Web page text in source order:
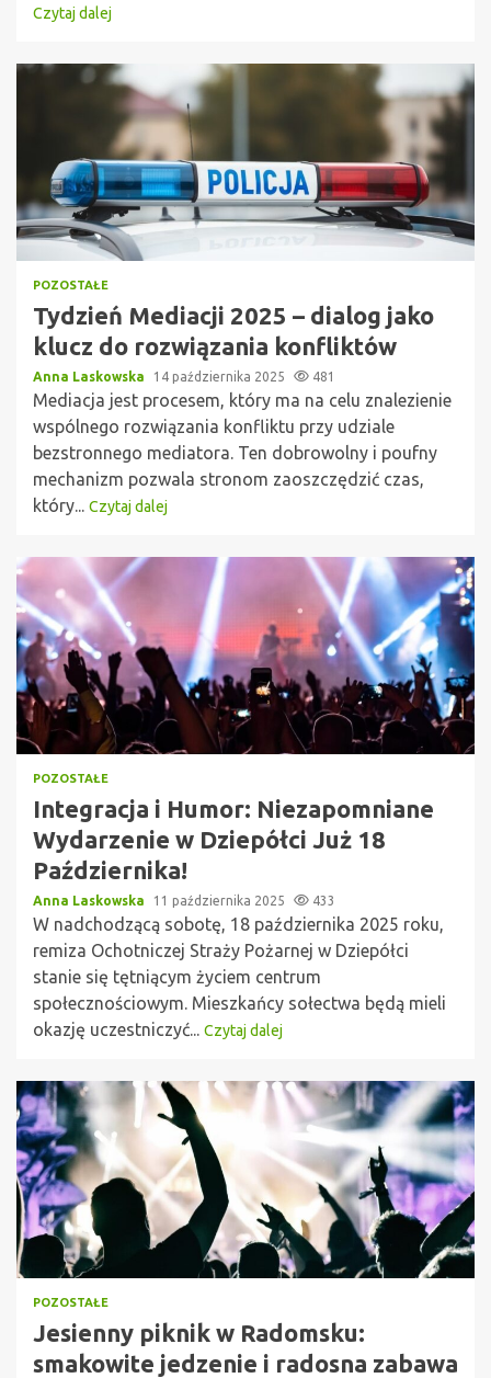
Czytaj dalej
POZOSTAŁE
Tydzień Mediacji 2025 – dialog jako
klucz do rozwiązania konfliktów
Anna Laskowska 14 października 2025 481
Mediacja jest procesem, który ma na celu znalezienie
wspólnego rozwiązania konfliktu przy udziale
bezstronnego mediatora. Ten dobrowolny i poufny
mechanizm pozwala stronom zaoszczędzić czas,
który... Czytaj dalej
POZOSTAŁE
Integracja i Humor: Niezapomniane
Wydarzenie w Dziepółci Już 18
Października!
Anna Laskowska 11 października 2025 433
W nadchodzącą sobotę, 18 października 2025 roku,
remiza Ochotniczej Straży Pożarnej w Dziepółci
stanie się tętniącym życiem centrum
społecznościowym. Mieszkańcy sołectwa będą mieli
okazję uczestniczyć... Czytaj dalej
POZOSTAŁE
Jesienny piknik w Radomsku:
smakowite jedzenie i radosna zabawa